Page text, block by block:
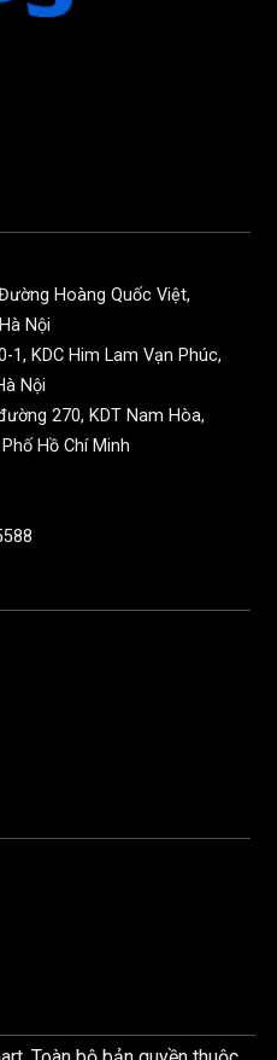
Hoàng Quốc Việt,
Nội
1, KDC Him Lam Vạn Phúc,
Nội
270, KDT Nam Hòa,
Hồ Chí Minh